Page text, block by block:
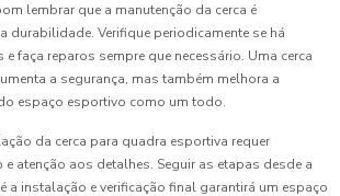
lembrar que a manutenção da cerca é
durabilidade. Verifique periodicamente se há
e faça reparos sempre que necessário. Uma cerca
a segurança, mas também melhora a
espaço esportivo como um todo.
da cerca para quadra esportiva requer
atenção aos detalhes. Seguir as etapas desde a
a instalação e verificação final garantirá um espaço